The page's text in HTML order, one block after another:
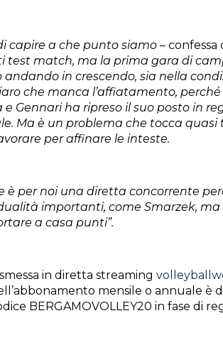
capire a che punto siamo –
test match, ma la prima gara di
andando in crescendo, sia nella
che manca l’affiatamento,
Gennari ha ripreso il suo posto in
Ma è un problema che tocca
per affinare le inteste.
è per noi una diretta concorrente
importanti, come Smarzek,
a casa punti”.
in diretta streaming
mensile o annuale è
BERGAMOVOLLEY20 in fase di